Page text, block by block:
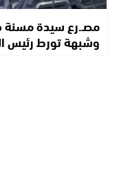
مصـ.رع سيدة مسنة
وشبهة تورط رئيس